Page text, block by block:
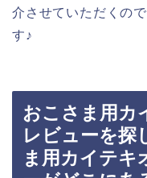
介させていただくの
す♪
おこさま用カ
レビューを探
ま用カイテキ